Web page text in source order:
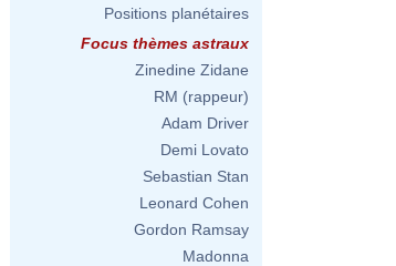
Positions planétaires
Focus thèmes astraux
Zinedine Zidane
RM (rappeur)
Adam Driver
Demi Lovato
Sebastian Stan
Leonard Cohen
Gordon Ramsay
Madonna